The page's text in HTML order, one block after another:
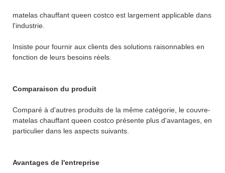
matelas chauffant queen costco est largement applicable dans
l'industrie.
Insiste pour fournir aux clients des solutions raisonnables en
fonction de leurs besoins réels.
Comparaison du produit
Comparé à d'autres produits de la même catégorie, le couvre-
matelas chauffant queen costco présente plus d'avantages, en
particulier dans les aspects suivants.
Avantages de l'entreprise